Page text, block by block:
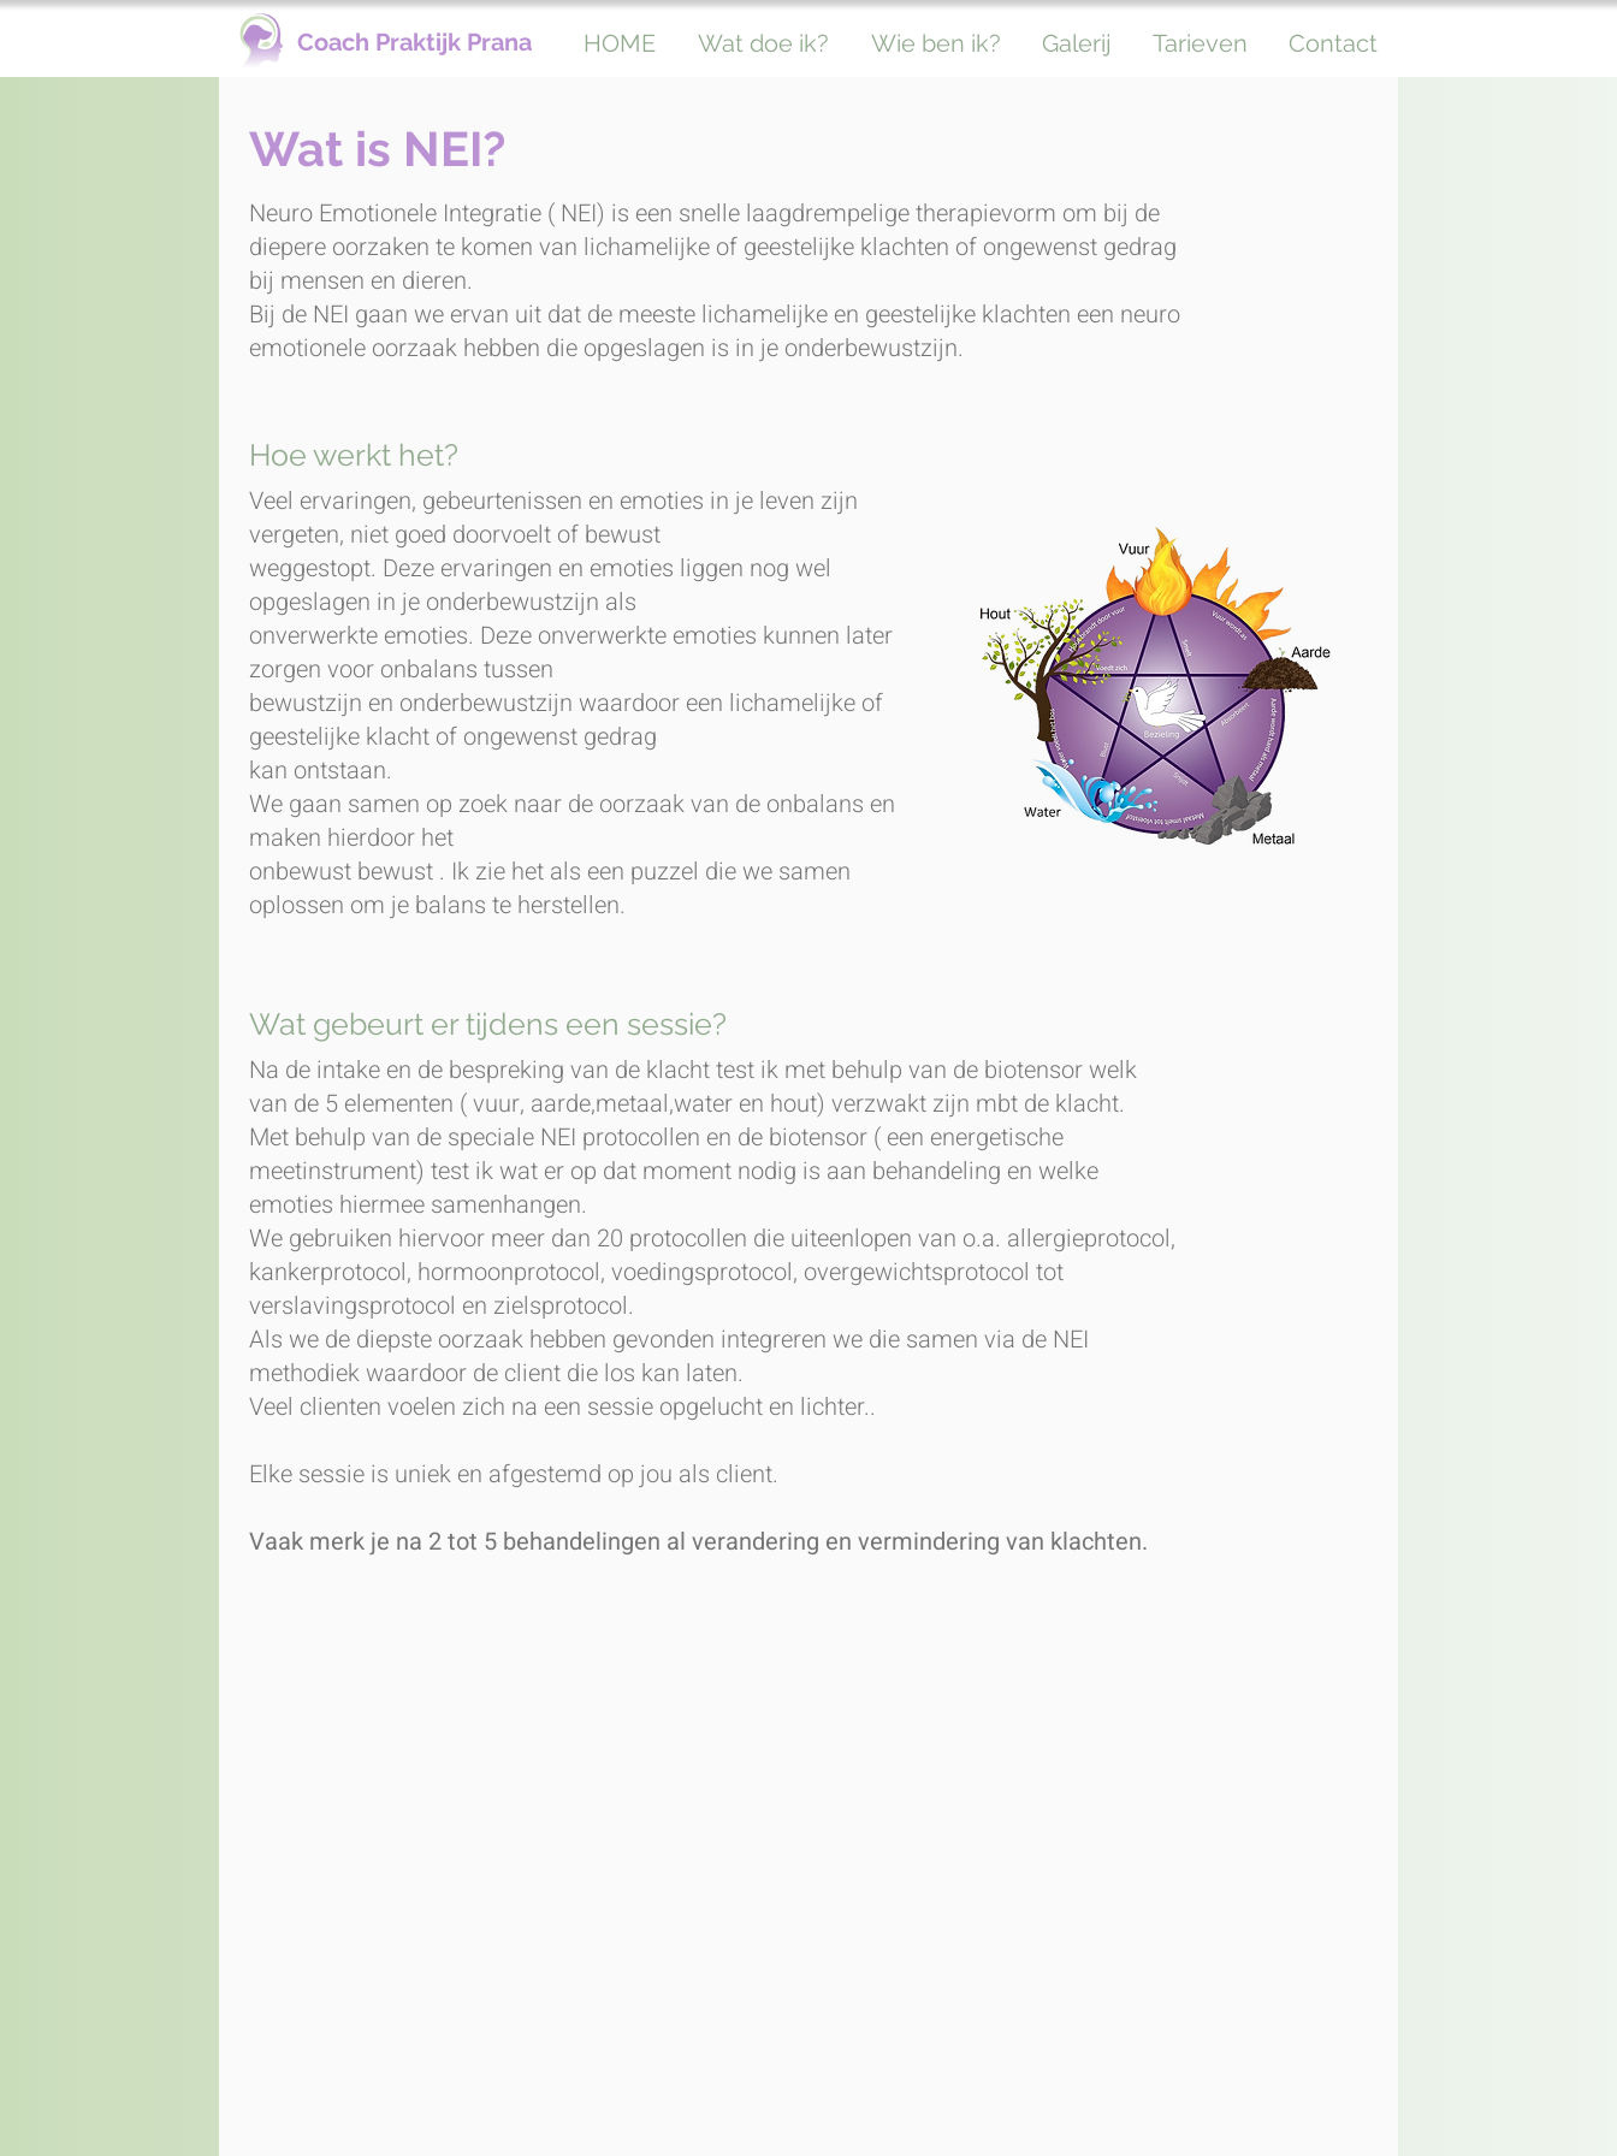
Coach Praktijk Prana HOME Wat doe ik? Wie ben ik? Galerij Tarieven Contact
Wat is NEI?
Neuro Emotionele Integratie ( NEI) is een snelle laagdrempelige therapievorm om bij de
diepere oorzaken te komen van lichamelijke of geestelijke klachten of ongewenst gedrag
bij mensen en dieren.
Bij de NEI gaan we ervan uit dat de meeste lichamelijke en geestelijke klachten een neuro
emotionele oorzaak hebben die opgeslagen is in je onderbewustzijn.
Hoe werkt het?
Veel ervaringen, gebeurtenissen en emoties in je leven zijn
vergeten, niet goed doorvoelt of bewust
weggestopt. Deze ervaringen en emoties liggen nog wel
opgeslagen in je onderbewustzijn als
onverwerkte emoties. Deze onverwerkte emoties kunnen later
zorgen voor onbalans tussen
bewustzijn en onderbewustzijn waardoor een lichamelijke of
geestelijke klacht of ongewenst gedrag
kan ontstaan.
We gaan samen op zoek naar de oorzaak van de onbalans en
maken hierdoor het
onbewust bewust . Ik zie het als een puzzel die we samen
oplossen om je balans te herstellen.
Wat gebeurt er tijdens een sessie?
Na de intake en de bespreking van de klacht test ik met behulp van de biotensor welk
van de 5 elementen ( vuur, aarde,metaal,water en hout) verzwakt zijn mbt de klacht.
Met behulp van de speciale NEI protocollen en de biotensor ( een energetische
meetinstrument) test ik wat er op dat moment nodig is aan behandeling en welke
emoties hiermee samenhangen.
We gebruiken hiervoor meer dan 20 protocollen die uiteenlopen van o.a. allergieprotocol,
kankerprotocol, hormoonprotocol, voedingsprotocol, overgewichtsprotocol tot
verslavingsprotocol en zielsprotocol.
Als we de diepste oorzaak hebben gevonden integreren we die samen via de NEI
methodiek waardoor de client die los kan laten.
Veel clienten voelen zich na een sessie opgelucht en lichter..
Elke sessie is uniek en afgestemd op jou als client.
Vaak merk je na 2 tot 5 behandelingen al verandering en vermindering van klachten.